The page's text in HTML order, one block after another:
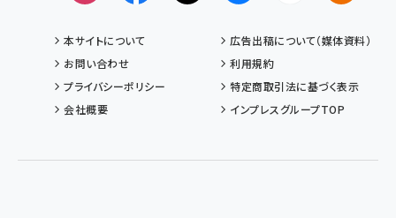
本サイトについて
広告出稿について（媒体資料）
お問い合わせ
利用規約
プライバシーポリシー
特定商取引法に基づく表示
会社概要
インプレスグループTOP